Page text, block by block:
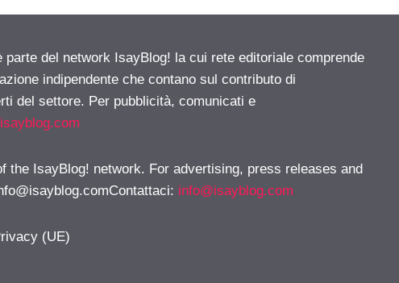
parte del network IsayBlog! la cui rete editoriale comprende
indipendente che contano sul contributo di
del settore. Per pubblicità, comunicati e
the IsayBlog! network. For advertising, press releases and
: info@isayblog.com
(UE)